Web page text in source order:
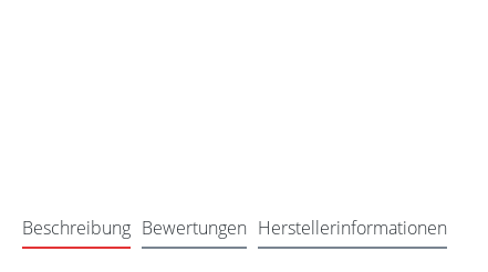
Beschreibung Bewertungen Herstellerinformationen